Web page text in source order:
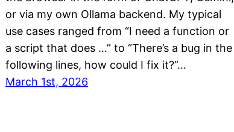
or via my own Ollama backend. My typical
use cases ranged from “I need a function or
a script that does …” to “There’s a bug in the
following lines, how could I fix it?”…
March 1st, 2026